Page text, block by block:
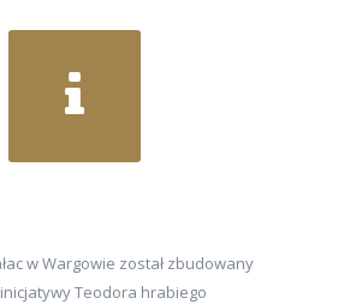
w Wargowie został zbudowany
Teodora hrabiego